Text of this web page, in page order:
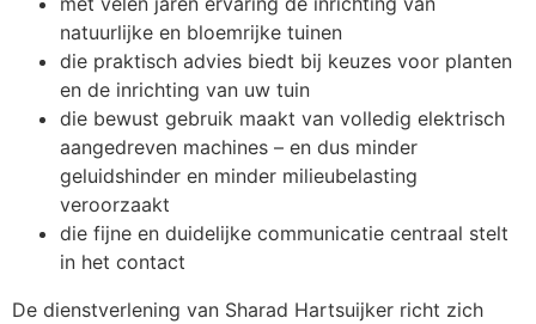
natuurlijke en bloemrijke tuinen
die praktisch advies biedt bij keuzes voor planten
en de inrichting van uw tuin
die bewust gebruik maakt van volledig elektrisch
aangedreven machines – en dus minder
geluidshinder en minder milieubelasting
veroorzaakt
die fijne en duidelijke communicatie centraal stelt
in het contact
De dienstverlening van Sharad Hartsuijker richt zich